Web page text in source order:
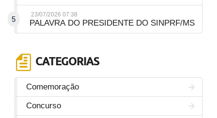
5
23/07/2026 07:38
PALAVRA DO PRESIDENTE DO SINPRF/MS
CATEGORIAS
Comemoração
Concurso